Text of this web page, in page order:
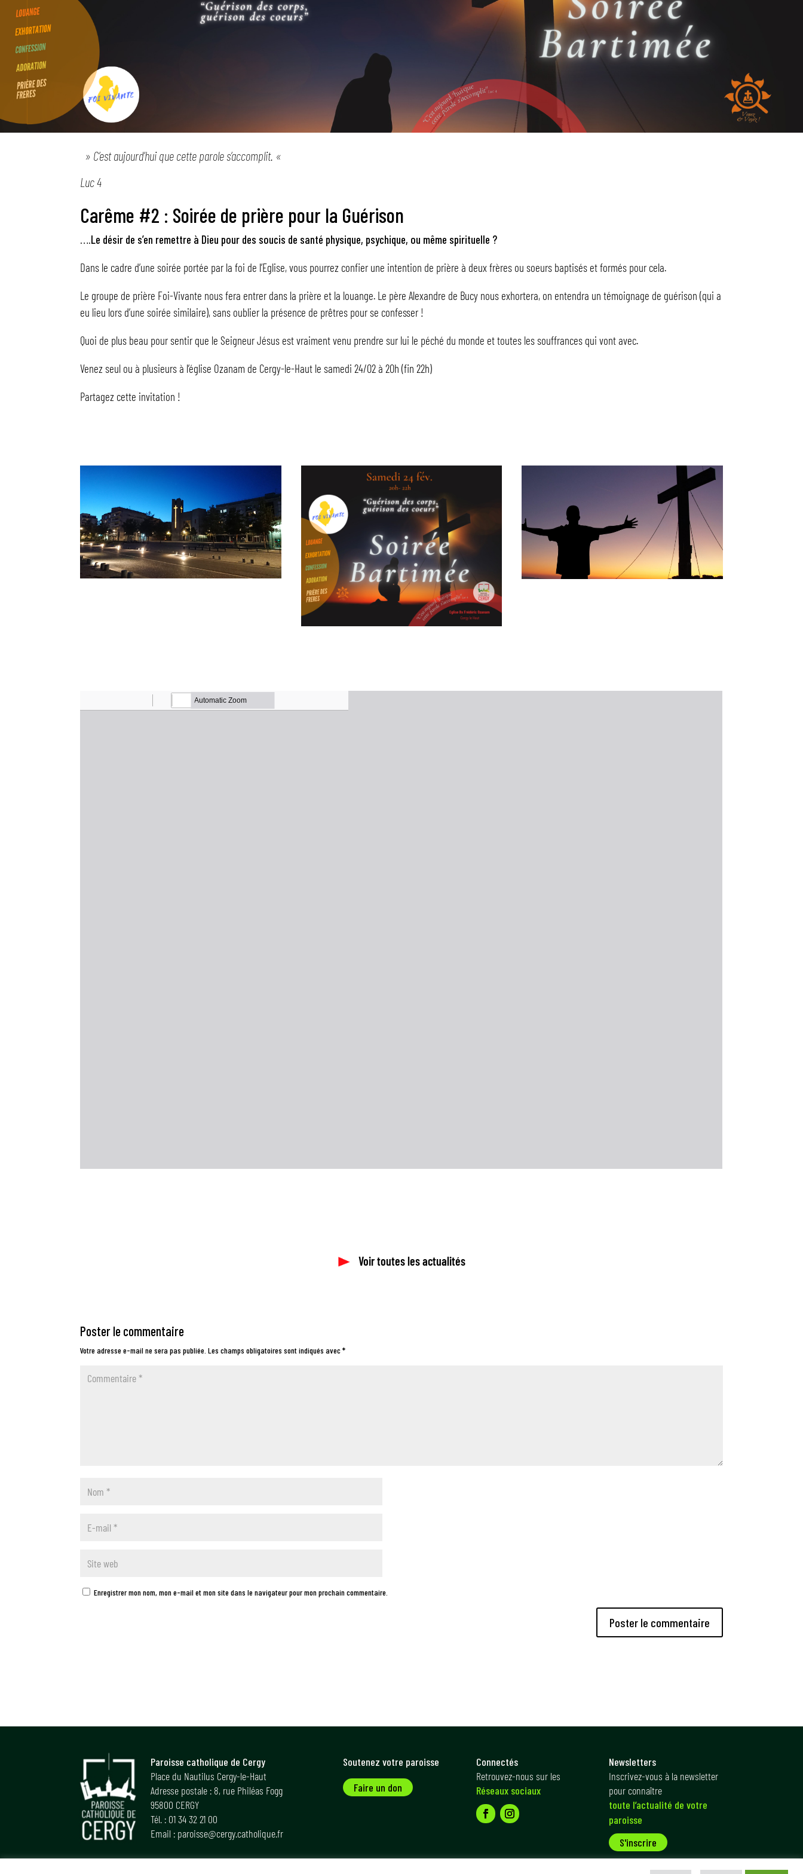
» C’est aujourd’hui que cette parole s’accomplit. «
Luc 4
Carême #2 : Soirée de prière pour la Guérison
….Le désir de s’en remettre à Dieu pour des soucis de santé physique, psychique, ou même spirituelle ?
Dans le cadre d’une soirée portée par la foi de l’Eglise, vous pourrez confier une intention de prière à deux frères ou soeurs baptisés et formés pour cela.
Le groupe de prière Foi-Vivante nous fera entrer dans la prière et la louange. Le père Alexandre de Bucy nous exhortera, on entendra un témoignage de guérison (qui a
eu lieu lors d’une soirée similaire), sans oublier la présence de prêtres pour se confesser !
Quoi de plus beau pour sentir que le Seigneur Jésus est vraiment venu prendre sur lui le péché du monde et toutes les souffrances qui vont avec.
Venez seul ou à plusieurs à l’église Ozanam de Cergy-le-Haut le samedi 24/02 à 20h (fin 22h)
Partagez cette invitation !
Voir toutes les actualités
Poster le commentaire
Votre adresse e-mail ne sera pas publiée. Les champs obligatoires sont indiqués avec*
Enregistrer mon nom, mon e-mail et mon site dans le navigateur pour mon prochain commentaire.
Paroisse catholique de Cergy
Place du Nautilus Cergy-le-Haut
Adresse postale : 8, rue Philéas Fogg
95800 CERGY
Tél. : 01 34 32 21 00
Email : paroisse@cergy.catholique.fr
Soutenez votre paroisse
Faire un don
Connectés
Retrouvez-nous sur les
Réseaux sociaux
Newsletters
Inscrivez-vous à la newsletter
pour connaître
toute l’actualité de votre
paroisse
S'inscrire